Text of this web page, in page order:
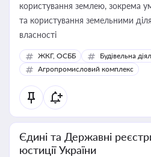
користування землею, зокрема
та користування земельними
власності
ЖКГ, ОСББ
Будівельна
Агропромисловий комплекс
Єдині та Державні
юстиції України